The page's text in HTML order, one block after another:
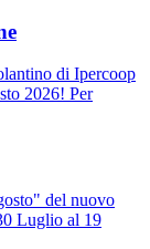
di Ipercoop
2026! Per
del nuovo
Luglio al 19